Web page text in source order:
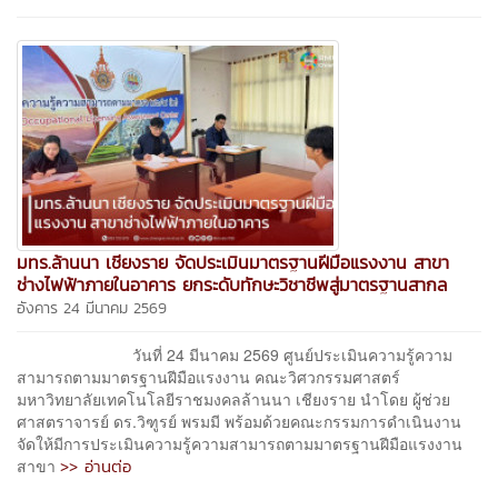
มทร.ล้านนา เชียงราย จัดประเมินมาตรฐานฝีมือแรงงาน สาขา
ช่างไฟฟ้าภายในอาคาร ยกระดับทักษะวิชาชีพสู่มาตรฐานสากล
อังคาร 24 มีนาคม 2569
วันที่ 24 มีนาคม 2569 ศูนย์ประเมินความรู้ความ
สามารถตามมาตรฐานฝีมือแรงงาน คณะวิศวกรรมศาสตร์
มหาวิทยาลัยเทคโนโลยีราชมงคลล้านนา เชียงราย นำโดย ผู้ช่วย
ศาสตราจารย์ ดร.วิฑูรย์ พรมมี พร้อมด้วยคณะกรรมการดำเนินงาน
จัดให้มีการประเมินความรู้ความสามารถตามมาตรฐานฝีมือแรงงาน
สาขา >> อ่านต่อ